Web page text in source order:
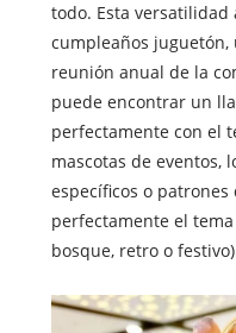
todo. Esta versatilidad
cumpleaños
reunión anual de la
puede encontrar un
perfectamente con el
mascotas de eventos,
específicos o
perfectamente el
bosque, retro o